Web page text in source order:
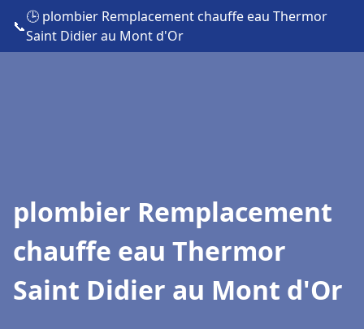
📞
🕒 plombier Remplacement chauffe eau Thermor
Saint Didier au Mont d'Or
plombier Remplacement
chauffe eau Thermor
Saint Didier au Mont d'Or